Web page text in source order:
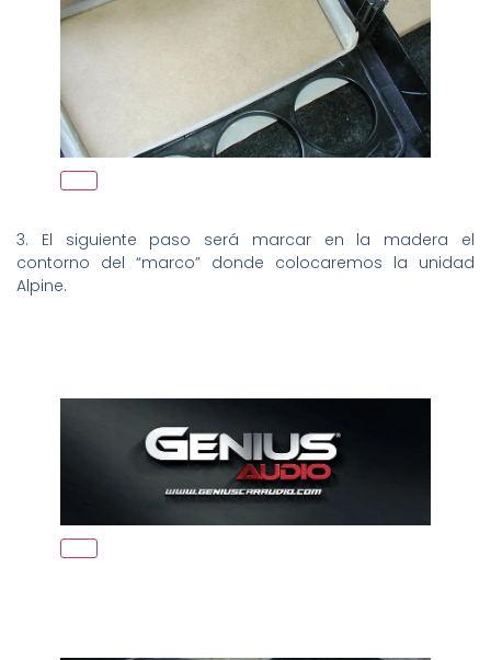
3. El siguiente paso será marcar en la madera el
contorno del “marco” donde colocaremos la unidad
Alpine.